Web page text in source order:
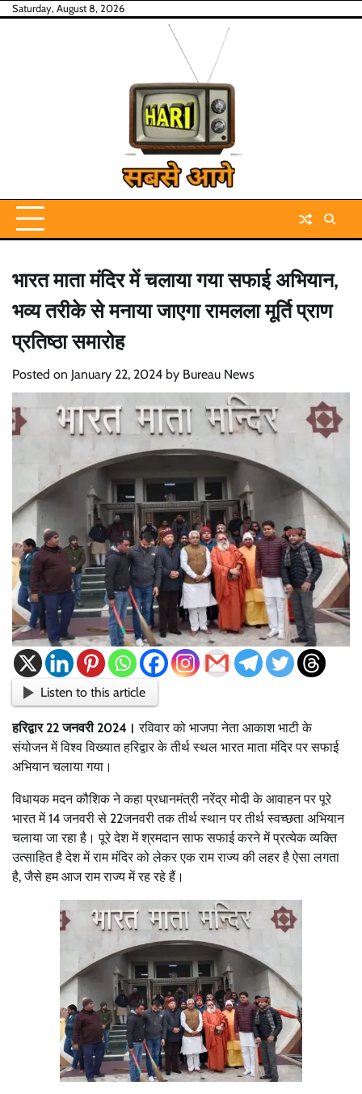
SkipSaturday, August 8, 2026
भारत माता मंदिर में चलाया गया सफाई अभियान,
भव्य तरीके से मनाया जाएगा रामलला मूर्ति प्राण
प्रतिष्ठा समारोह
Posted on January 22, 2024 by Bureau News
Listen to this article
हरिद्वार 22 जनवरी 2024। रविवार को भाजपा नेता आकाश भाटी के
संयोजन में विश्व विख्यात हरिद्वार के तीर्थ स्थल भारत माता मंदिर पर सफाई
अभियान चलाया गया।
विधायक मदन कौशिक ने कहा प्रधानमंत्री नरेंद्र मोदी के आवाहन पर पूरे
भारत में 14 जनवरी से 22जनवरी तक तीर्थ स्थान पर तीर्थ स्वच्छता अभियान
चलाया जा रहा है। पूरे देश में श्रमदान साफ सफाई करने में प्रत्येक व्यक्ति
उत्साहित है देश में राम मंदिर को लेकर एक राम राज्य की लहर है ऐसा लगता
है, जैसे हम आज राम राज्य में रह रहे हैं।